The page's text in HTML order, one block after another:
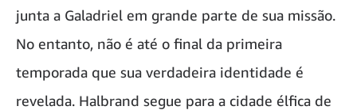
junta a Galadriel em grande parte de sua missão.
No entanto, não é até o final da primeira
temporada que sua verdadeira identidade é
revelada. Halbrand segue para a cidade élfica de